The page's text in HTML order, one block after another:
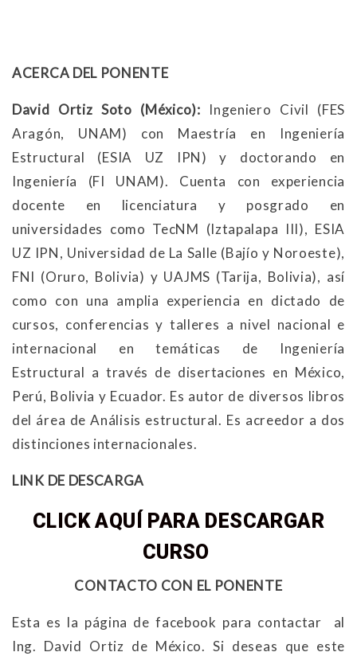
ACERCA DEL PONENTE
David Ortiz Soto (México): Ingeniero Civil (FES
Aragón, UNAM) con Maestría en Ingeniería
Estructural (ESIA UZ IPN) y doctorando en
Ingeniería (FI UNAM). Cuenta con experiencia
docente en licenciatura y posgrado en
universidades como TecNM (Iztapalapa III), ESIA
UZ IPN, Universidad de La Salle (Bajío y Noroeste),
FNI (Oruro, Bolivia) y UAJMS (Tarija, Bolivia), así
como con una amplia experiencia en dictado de
cursos, conferencias y talleres a nivel nacional e
internacional en temáticas de Ingeniería
Estructural a través de disertaciones en México,
Perú, Bolivia y Ecuador. Es autor de diversos libros
del área de Análisis estructural. Es acreedor a dos
distinciones internacionales.
LINK DE DESCARGA
CLICK AQUÍ PARA DESCARGAR
CURSO
CONTACTO CON EL PONENTE
Esta es la página de facebook para contactar al
Ing. David Ortiz de México. Si deseas que este